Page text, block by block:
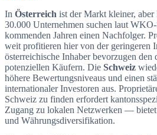
In Österreich ist der Markt kleiner,
30.000 Unternehmen suchen laut
kommenden Jahren einen Nachfolger.
weit profitieren hier von der
österreichische Inhaber bevorzugen
potenziellen Käufern. Die Schweiz
höhere Bewertungsniveaus und einen
internationaler Investoren aus.
Schweiz zu finden erfordert
Zugang zu lokalen Netzwerken —
und Währungsdiversifikation.